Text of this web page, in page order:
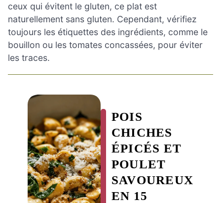
ceux qui évitent le gluten, ce plat est
naturellement sans gluten. Cependant, vérifiez
toujours les étiquettes des ingrédients, comme le
bouillon ou les tomates concassées, pour éviter
les traces.
POIS
CHICHES
ÉPICÉS ET
POULET
SAVOUREUX
EN 15